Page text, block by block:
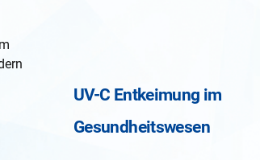
UV-C Entkeimung im
Gesundheitswesen